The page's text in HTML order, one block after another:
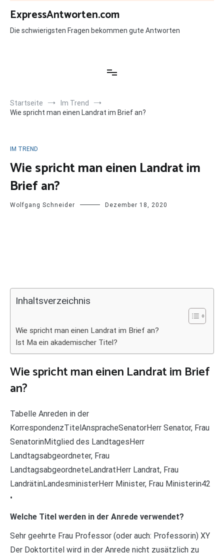
Zum
Inhalt
springen
ExpressAntworten.com
Die schwierigsten Fragen bekommen gute Antworten
Startseite
Im Trend
Wie spricht man einen Landrat im Brief an?
IM TREND
Wie spricht man einen Landrat im
Brief an?
Wolfgang Schneider Dezember 18, 2020
Inhaltsverzeichnis
Wie spricht man einen Landrat im Brief an?
Ist Ma ein akademischer Titel?
Wie spricht man einen Landrat im Brief
an?
Tabelle Anreden in der
KorrespondenzTitelAnspracheSenatorHerr Senator, Frau
SenatorinMitglied des LandtagesHerr
Landtagsabgeordneter, Frau
LandtagsabgeordneteLandratHerr Landrat, Frau
LandrätinLandesministerHerr Minister, Frau Ministerin42
•
Welche Titel werden in der Anrede verwendet?
Sehr geehrte Frau Professor (oder auch: Professorin) XY
Der Doktortitel wird in der Anrede nicht zusätzlich zu